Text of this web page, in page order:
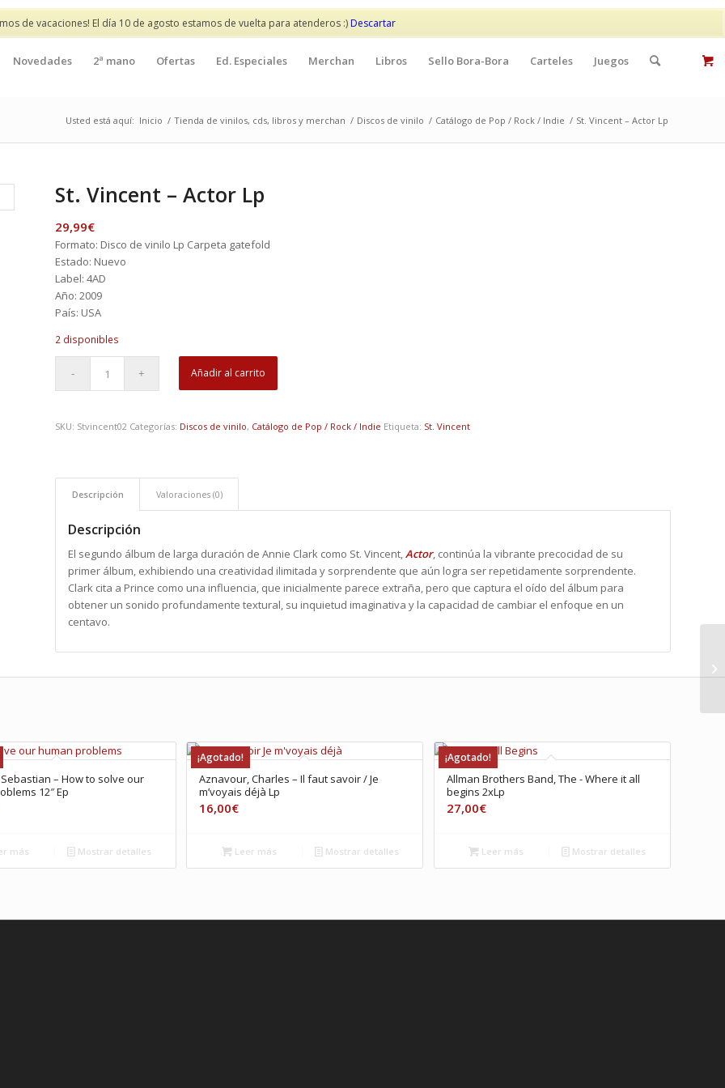
de vacaciones! El día 10 de agosto estamos de vuelta para atenderos :)Descartar
Mi cuenta Contacto
Novedades 2ª mano Ofertas Ed. Especiales Merchan Libros Sello Bora-Bora Carteles Juegos
Usted está aquí: Inicio / Tienda de vinilos, cds, libros y merchan / Discos de vinilo / Catálogo de Pop / Rock / Indie / St. Vincent – Actor Lp
St. Vincent – Actor Lp
29,99€
Formato: Disco de vinilo Lp Carpeta gatefold
Estado: Nuevo
Label: 4AD
Año: 2009
País: USA
2 disponibles
Añadir al carrito
SKU: Stvincent02 Categorías: Discos de vinilo, Catálogo de Pop / Rock / Indie Etiqueta: St. Vincent
Descripción Valoraciones (0)
Descripción
El segundo álbum de larga duración de Annie Clark como St. Vincent,Actor, continúa la vibrante precocidad de su
primer álbum, exhibiendo una creatividad ilimitada y sorprendente que aún logra ser repetidamente sorprendente.
Clark cita a Prince como una influencia, que inicialmente parece extraña, pero que captura el oído del álbum para
obtener un sonido profundamente textural, su inquietud imaginativa y la capacidad de cambiar el enfoque en un
centavo.
– How to solve our
12″ Ep
más Mostrar detalles
¡Agotado!
Aznavour, Charles – Il faut savoir / Je
m’voyais déjà Lp
16,00€
Leer más Mostrar detalles
¡Agotado!
Allman Brothers Band, The ‎- Where it all
begins 2xLp
27,00€
Leer más Mostrar detalles